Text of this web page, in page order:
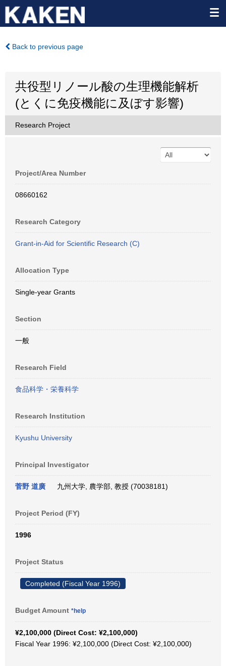
Back to previous page
共役型リノール酸の生理機能解析
(とくに免疫機能に及ぼす影響)
Research Project
Project/Area Number
08660162
Research Category
Grant-in-Aid for Scientific Research (C)
Allocation Type
Single-year Grants
Section
一般
Research Field
食品科学・栄養科学
Research Institution
Kyushu University
Principal Investigator
菅野 道廣 九州大学, 農学部, 教授 (70038181)
Project Period (FY)
1996
Project Status
Completed (Fiscal Year 1996)
Budget Amount *help
¥2,100,000 (Direct Cost: ¥2,100,000)
Fiscal Year 1996: ¥2,100,000 (Direct Cost: ¥2,100,000)